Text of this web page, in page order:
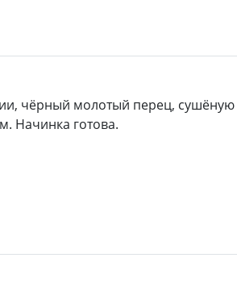
чёрный молотый перец, сушёную
Начинка готова.